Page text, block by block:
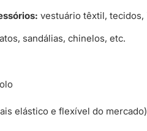
vestuário têxtil, tecidos,
sandálias, chinelos, etc.
elástico e flexível do